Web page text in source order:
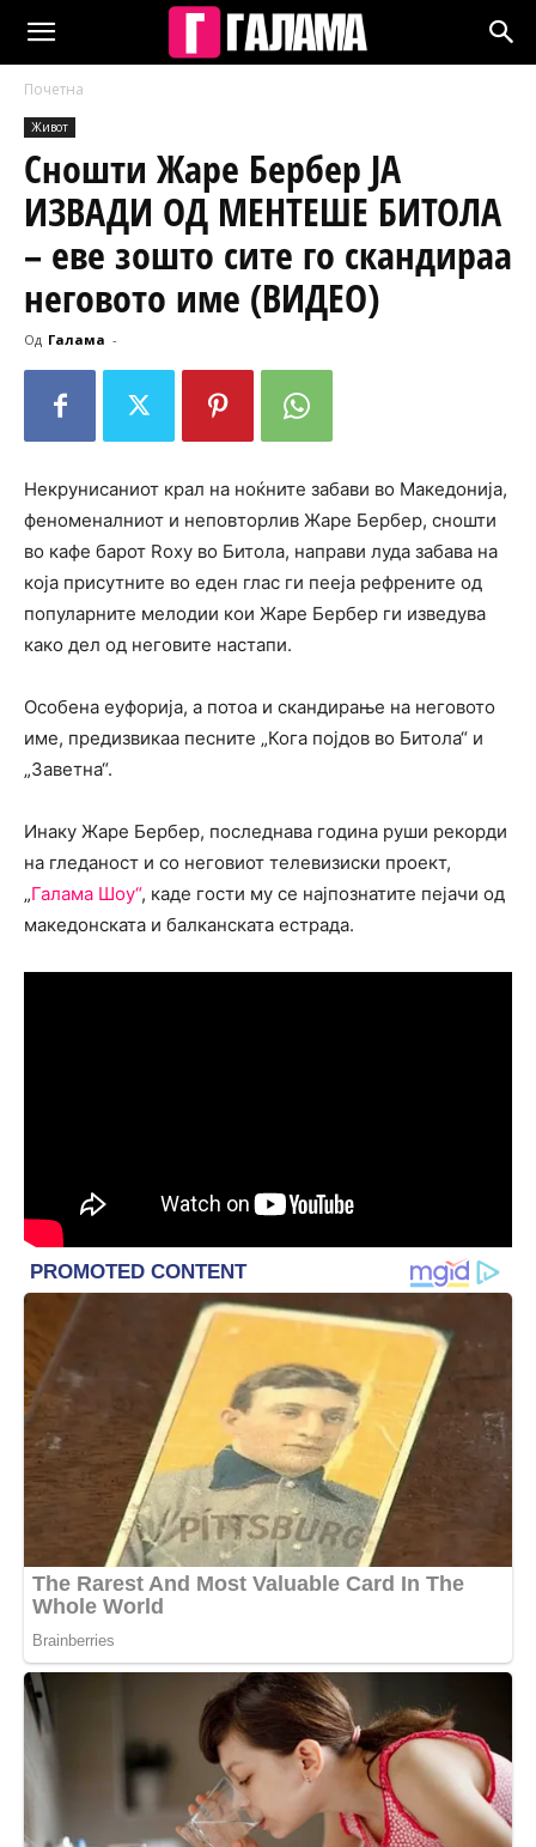
Почетна
Живот
Сношти Жаре Бербер ЈА
ИЗВАДИ ОД МЕНТЕШЕ БИТОЛА
– еве зошто сите го скандираа
неговото име (ВИДЕО)
Од Галама -
Некрунисаниот крал на ноќните забави во Македонија,
феноменалниот и неповторлив Жаре Бербер, сношти
во кафе барот Roxy во Битола, направи луда забава на
која присутните во еден глас ги пееја рефрените од
популарните мелодии кои Жаре Бербер ги изведува
како дел од неговите настапи.
Особена еуфорија, а потоа и скандирање на неговото
име, предизвикаа песните „Кога појдов во Битола“ и
„Заветна“.
Инаку Жаре Бербер, последнава година руши рекорди
на гледаност и со неговиот телевизиски проект,
„Галама Шоу“, каде гости му се најпознатите пејачи од
македонската и балканската естрада.